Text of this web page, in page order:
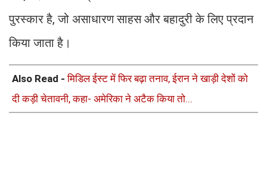
पुरस्कार है, जो असाधारण साहस और बहादुरी के लिए प्रदान
किया जाता है।
Also Read -मिडिल ईस्ट में फिर बढ़ा तनाव, ईरान ने खाड़ी देशों को
दी कड़ी चेतावनी, कहा- अमेरिका ने अटैक किया तो...